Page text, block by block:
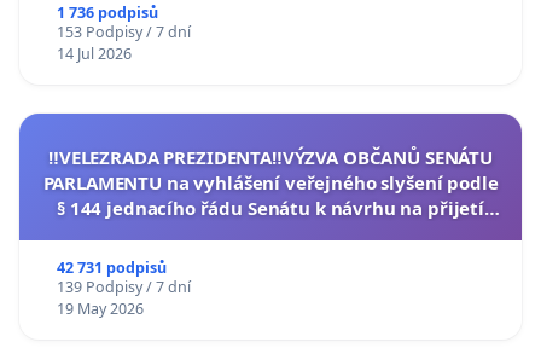
1 736 podpisů
153 Podpisy / 7 dní
14 Jul 2026
‼️VELEZRADA PREZIDENTA‼️VÝZVA OBČANŮ SENÁTU
PARLAMENTU na vyhlášení veřejného slyšení podle
§ 144 jednacího řádu Senátu k návrhu na přijetí
42 731 podpisů
139 Podpisy / 7 dní
19 May 2026